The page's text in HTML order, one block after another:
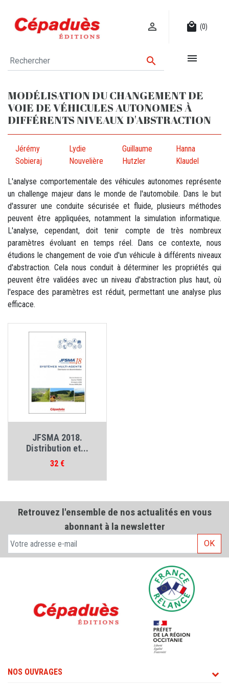
 local_mall (0)
 
MODÉLISATION DU CHANGEMENT DE
VOIE DE VÉHICULES AUTONOMES À
DIFFÉRENTS NIVEAUX D'ABSTRACTION
Jérémy
Sobieraj
Lydie
Nouvelière
Guillaume
Hutzler
Hanna
Klaudel
L'analyse comportementale des véhicules autonomes représente
un challenge majeur dans le monde de l'automobile. Dans le but
d'assurer une conduite sécurisée et fluide, plusieurs méthodes
peuvent être appliquées, notamment la simulation informatique.
L'analyse, cependant, doit tenir compte de très nombreux
paramètres évoluant en temps réel. Dans ce contexte, nous
étudions le changement de voie d'un véhicule à différents niveaux
d'abstraction. Cela nous conduit à déterminer les propriétés qui
peuvent être validées avec un niveau d'abstraction plus haut, où
l'espace des paramètres est réduit, permettant une analyse plus
efficace.
JFSMA 2018.
Distribution et...
Prix
32 €
Retrouvez l'ensemble de nos actualités en vous
abonnant à la newsletter
OK
NOS OUVRAGES